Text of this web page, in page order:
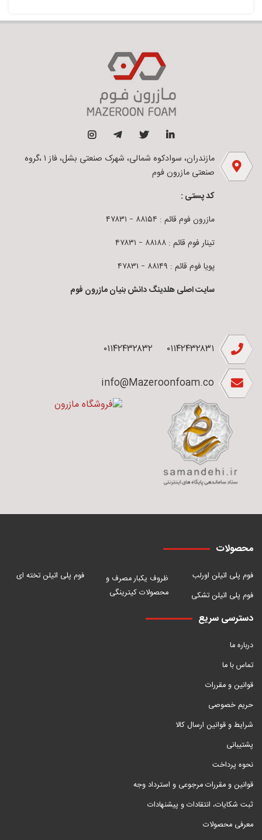
مازندران، سوادکوه شمالی، شهرک صنعتی بشل، فاز ۱ ،گروه
صنعتی مازرون فوم
کد پستی :
مازرون فوم قائم : ۸۸۱۵۴ – ۴۷۸۳۱
تینار فوم قائم : ۸۸۱۸۸ – ۴۷۸۳۱
پویا فوم قائم : ۸۸۱۴۹ – ۴۷۸۳۱
سایت اصلی هلدینگ دانش بنیان مازرون فوم
۰۱۱۴۲۴۳۲۸۳۱ ۰۱۱۴۲۴۳۲۸۳۲
info@Mazeroonfoam.co
محصولات
فوم پلی اتیلن اورلب
فوم پلی اتیلن تشکی
ظروف یکبار مصرف و
محصولات کیترینگی
فوم پلی اتیلن تخته ای
دسترسی سریع
درباره ما
تماس با ما
قوانین و مقررات
حریم خصوصی
شرایط و قوانین ارسال کالا
پشتیبانی
نحوه پرداخت
قوانین و مقررات مرجوعی و استرداد وجه
ثبت شکایات، انتقادات و پیشنهادات
معرفی محصولات